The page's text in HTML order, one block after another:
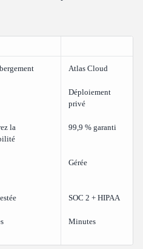
Atlas Cloud
Déploiement
privé
la
99,9 % garanti
Gérée
SOC 2 + HIPAA
Minutes